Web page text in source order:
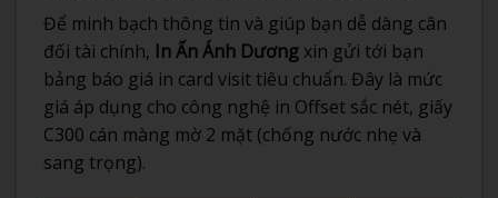
Để minh bạch thông tin và giúp bạn dễ dàng cân
đối tài chính, In Ấn Ánh Dương xin gửi tới bạn
bảng báo giá in card visit tiêu chuẩn. Đây là mức
giá áp dụng cho công nghệ in Offset sắc nét, giấy
C300 cán màng mờ 2 mặt (chống nước nhẹ và
sang trọng).